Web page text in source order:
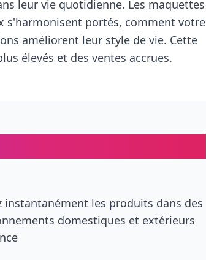
leur vie quotidienne. Les maquettes
s'harmonisent portés, comment votre
améliorent leur style de vie. Cette
élevés et des ventes accrues.
instantanément les produits dans des
domestiques et extérieurs